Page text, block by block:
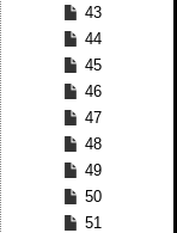
43
44
45
46
47
48
49
50
51